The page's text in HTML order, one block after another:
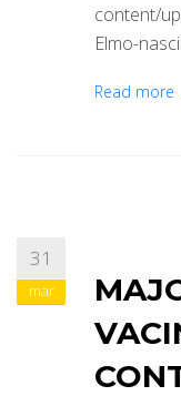
content/
Elmo-
Read more
31
mar